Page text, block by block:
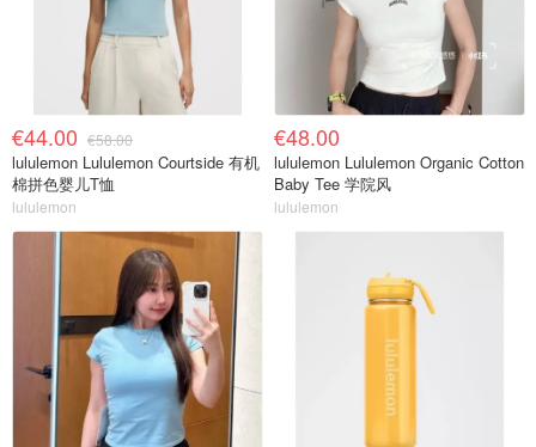
€44.00 €58.00
lululemon Lululemon Courtside 有机
棉拼色婴儿T恤
lululemon
€48.00
lululemon Lululemon Organic Cotton
Baby Tee 学院风
lululemon